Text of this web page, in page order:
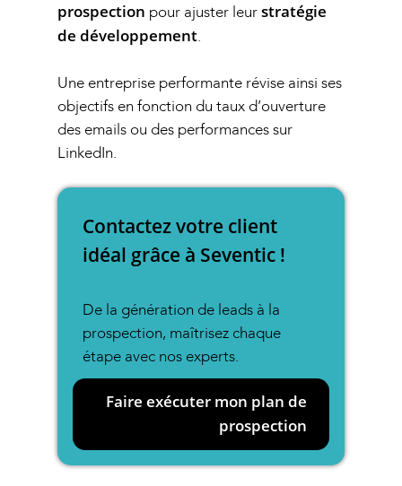
prospection pour ajuster leurstratégie
de développement.
Une entreprise performante révise ainsi ses
objectifs en fonction du taux d’ouverture
des emails ou des performances sur
LinkedIn.
Contactez votre client
idéal grâce à Seventic !
De la génération de leads à la
prospection, maîtrisez chaque
étape avec nos experts.
Faire exécuter mon plan de
prospection